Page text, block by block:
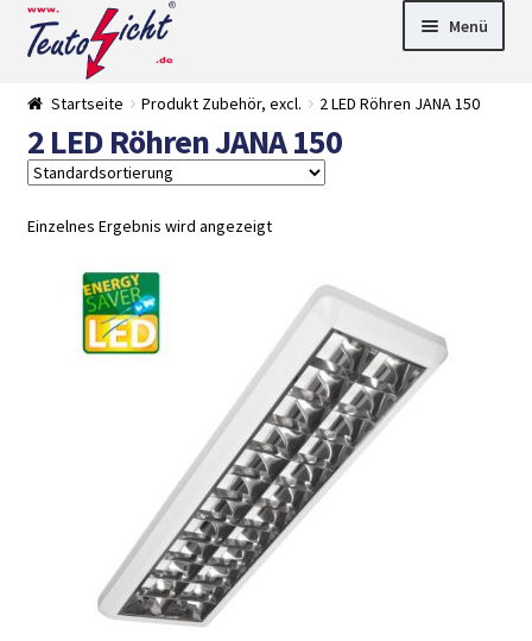
Zur
Navigation
springen
Springe
zum
Menü
►
Versandarten
► Zahlarten
Startseite Produkt Zubehör, excl. 2 LED Röhren JANA 150
2 LED Röhren JANA 150
Einzelnes Ergebnis wird angezeigt